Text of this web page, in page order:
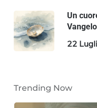
Un
22
Trending Now